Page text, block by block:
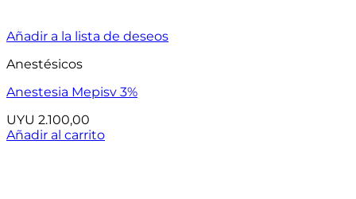
Añadir a la lista de deseos
Anestésicos
Anestesia Mepisv 3%
UYU 2.100,00
Añadir al carrito